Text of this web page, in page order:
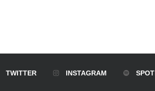
TWITTER INSTAGRAM